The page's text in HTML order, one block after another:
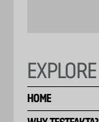
EXPLORE
HOME